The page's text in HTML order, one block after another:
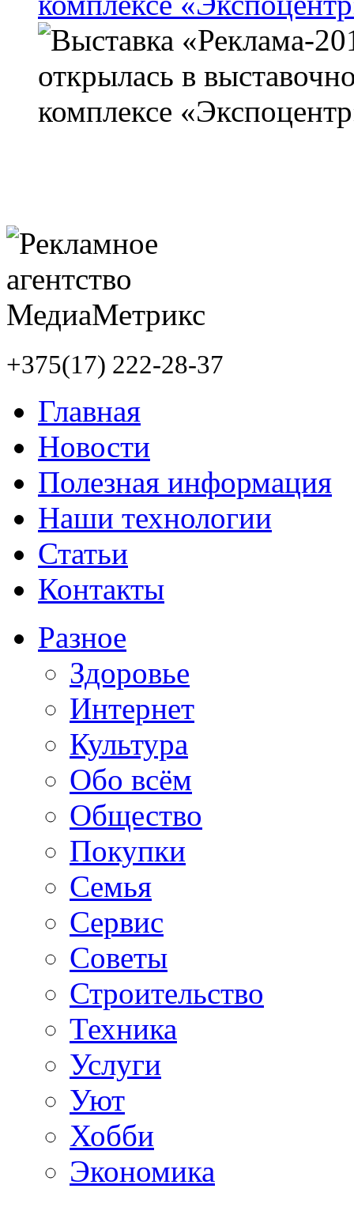
+375(17) 222-28-37
Главная
Новости
Полезная информация
Наши технологии
Статьи
Контакты
Разное
Здоровье
Интернет
Культура
Обо всём
Общество
Покупки
Семья
Сервис
Советы
Строительство
Техника
Услуги
Уют
Хобби
Экономика